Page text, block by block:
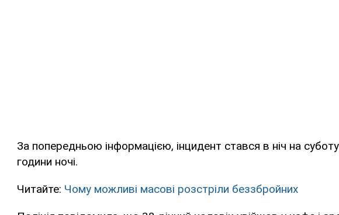
За попередньою інформацією, інцидент стався в ніч на
години ночі.
Читайте: Чому можливі масові розстріли беззбройних